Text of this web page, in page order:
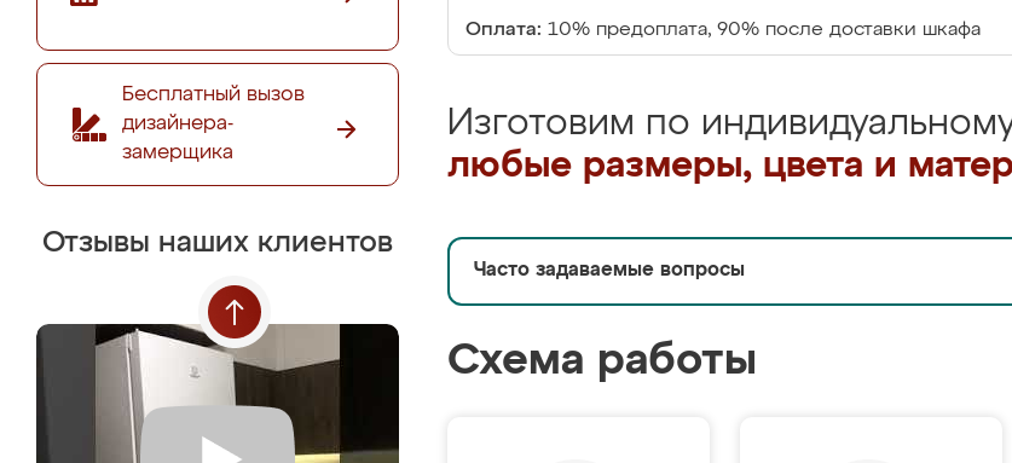
Бесплатный вызов
дизайнера-
замерщика
Отзывы наших клиентов
Оплата: 10% предоплата, 90% после доставки шкафа
Изготовим по
любые размеры, цвета и
Часто задаваемые вопросы
Схема работы